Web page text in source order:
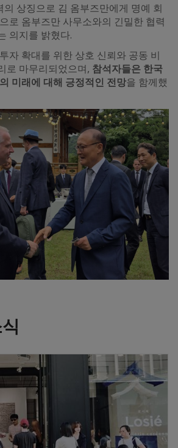
의 상징으로 김 옴부즈만에게 명예 회
로 옴부즈만 사무소와의 긴밀한 협력
의지를 밝혔다.
자 확대를 위한 상호 신뢰와 공동 비
로 마무리되었으며, 참석자들은 한국
미래에 대해 긍정적인 전망을 함께했